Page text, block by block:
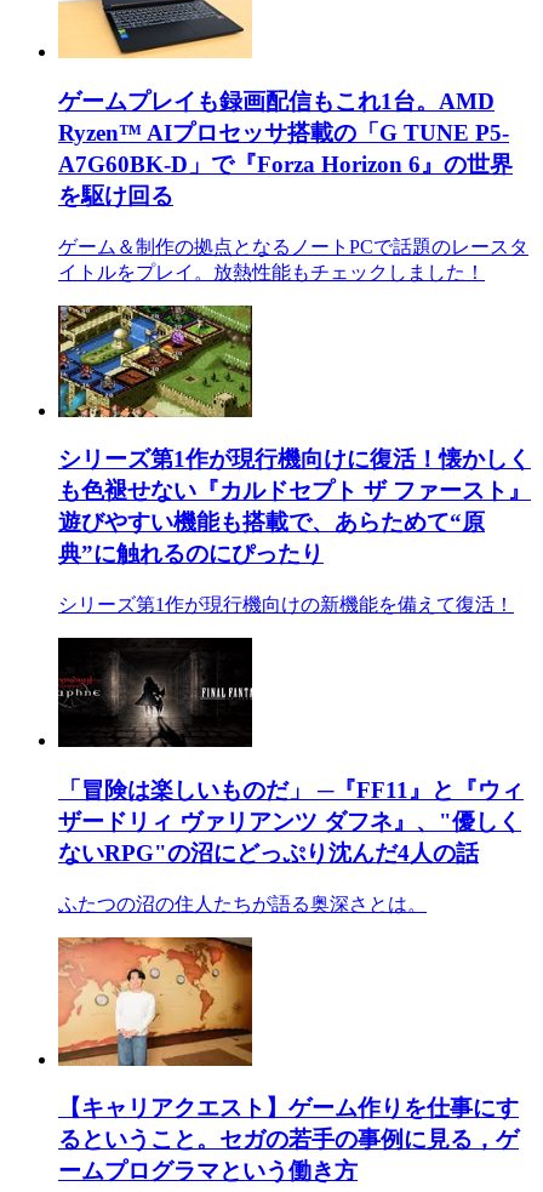
ゲームプレイも録画配信もこれ1台。AMD
Ryzen™ AIプロセッサ搭載の「G TUNE P5-
A7G60BK-D」で『Forza Horizon 6』の世界
を駆け回る
ゲーム＆制作の拠点となるノートPCで話題のレースタ
イトルをプレイ。放熱性能もチェックしました！
シリーズ第1作が現行機向けに復活！懐かしく
も色褪せない『カルドセプト ザ ファースト』
遊びやすい機能も搭載で、あらためて“原
典”に触れるのにぴったり
シリーズ第1作が現行機向けの新機能を備えて復活！
「冒険は楽しいものだ」 ─『FF11』と『ウィ
ザードリィ ヴァリアンツ ダフネ』、"優しく
ないRPG"の沼にどっぷり沈んだ4人の話
ふたつの沼の住人たちが語る奥深さとは。
【キャリアクエスト】ゲーム作りを仕事にす
るということ。セガの若手の事例に見る，ゲ
ームプログラマという働き方